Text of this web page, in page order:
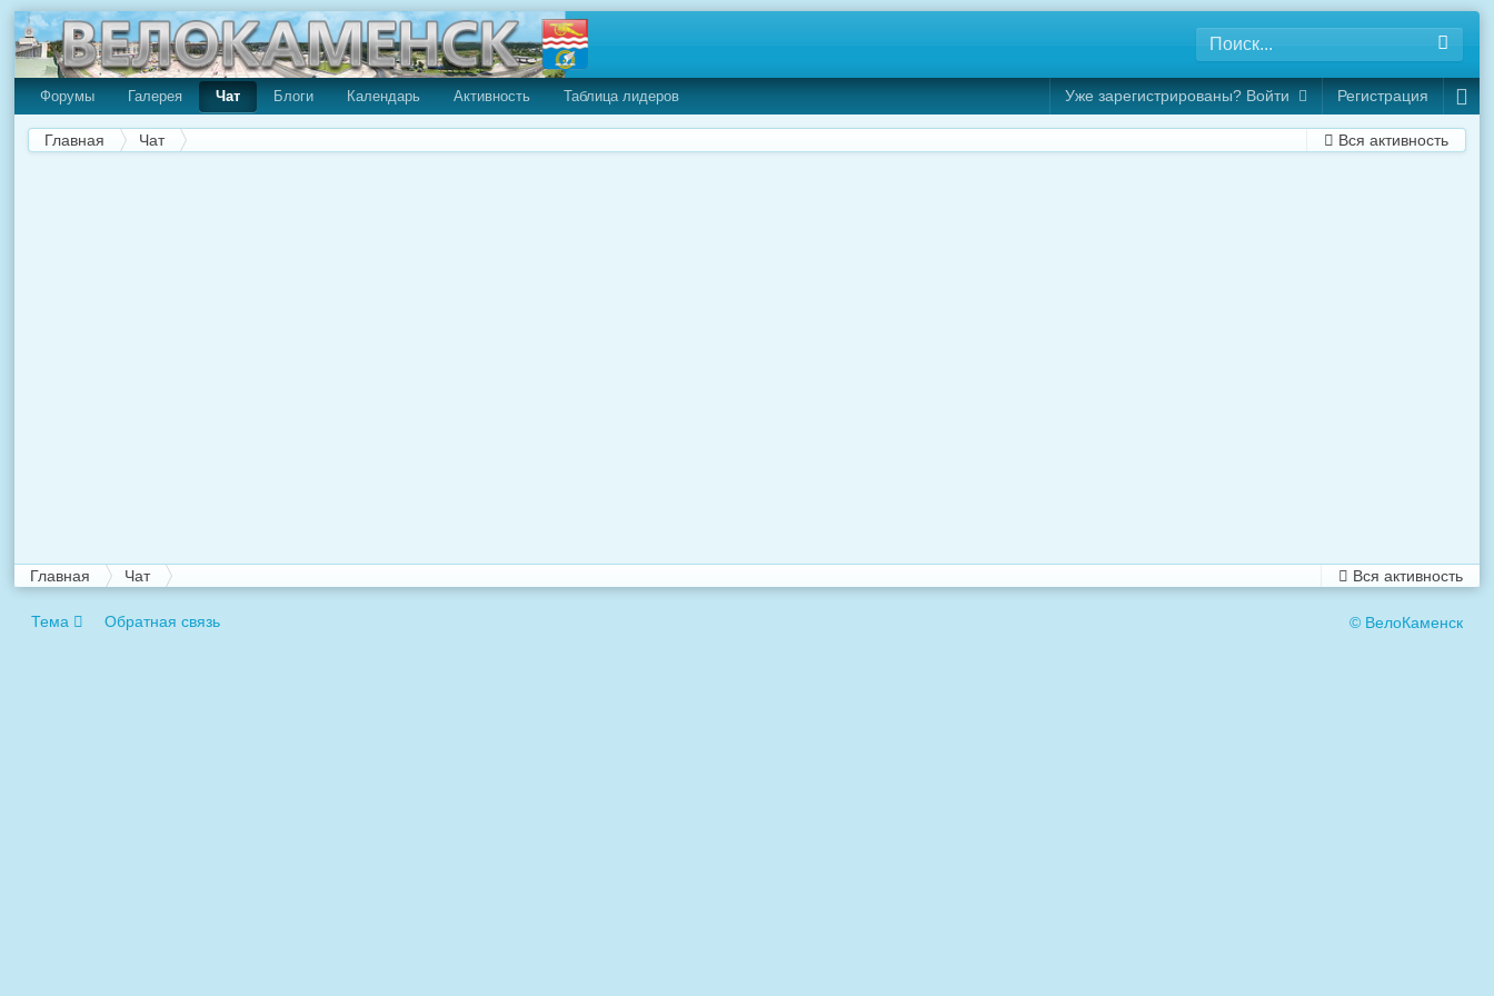
Форумы Галерея Чат Блоги Календарь Активность Таблица лидеров Уже зарегистрированы? Войти Регистрация
Вся активность
Главная Чат
Вся активность
Главная Чат
Тема Обратная связь © ВелоКаменск